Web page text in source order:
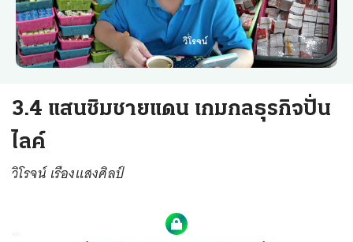
3.4 แสนซิมชายแดน เกมกลธุรกิจปั่น
ไลค์
วิโรจน์ เรืองแสงศิลป์